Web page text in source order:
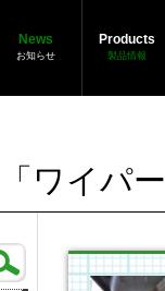
News
お知らせ
Products
製品情報
ワイパ